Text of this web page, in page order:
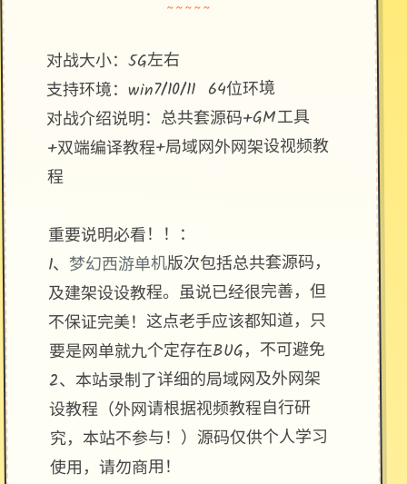
~~~~~
对战大小：5G左右
支持环境：win7/10/11 64位环境
对战介绍说明：总共套源码+GM工具
+双端编译教程+局域网外网架设视频教
程
重要说明必看！！：
1、 梦幻西游单机版次包括总共套源码，
及建架设设教程。虽说已经很完善，但
不保证完美！这点老手应该都知道，只
要是网单就九个定存在BUG，不可避免
2、本站录制了详细的局域网及外网架
设教程（外网请根据视频教程自行研
究，本站不参与！）源码仅供个人学习
使用，请勿商用！